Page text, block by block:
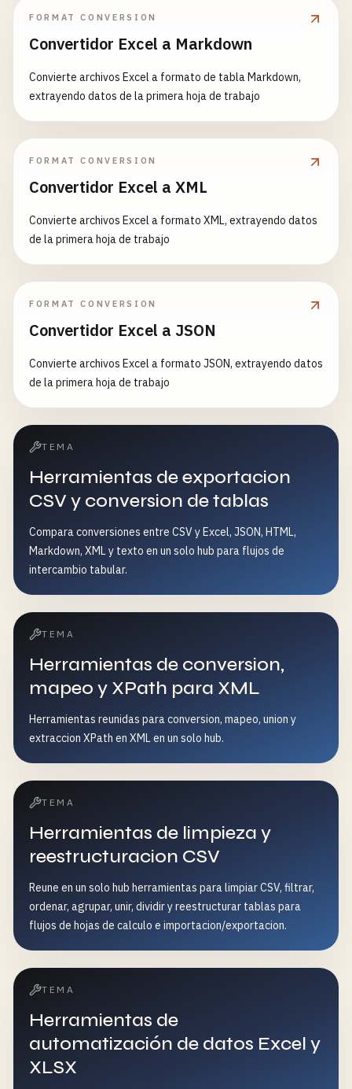
FORMAT CONVERSION
Convertidor Excel a Markdown
Convierte archivos Excel a formato de tabla Markdown,
extrayendo datos de la primera hoja de trabajo
FORMAT CONVERSION
Convertidor Excel a XML
Convierte archivos Excel a formato XML, extrayendo datos
de la primera hoja de trabajo
FORMAT CONVERSION
Convertidor Excel a JSON
Convierte archivos Excel a formato JSON, extrayendo datos
de la primera hoja de trabajo
TEMA
Herramientas de exportacion
CSV y conversion de tablas
Compara conversiones entre CSV y Excel, JSON, HTML,
Markdown, XML y texto en un solo hub para flujos de
intercambio tabular.
TEMA
Herramientas de conversion,
mapeo y XPath para XML
Herramientas reunidas para conversion, mapeo, union y
extraccion XPath en XML en un solo hub.
TEMA
Herramientas de limpieza y
reestructuracion CSV
Reune en un solo hub herramientas para limpiar CSV, filtrar,
ordenar, agrupar, unir, dividir y reestructurar tablas para
flujos de hojas de calculo e importacion/exportacion.
TEMA
Herramientas de
automatización de datos Excel y
XLSX